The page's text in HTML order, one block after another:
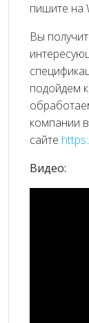
пишите на
Вы
подойдем
компании
сайте
Видео: